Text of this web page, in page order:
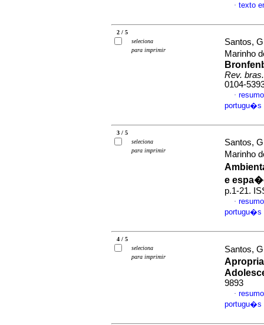
· texto
2 / 5
seleciona
para imprimir
Santos,
Marinho
Rev.
0104-
·
portugu�s
3 / 5
seleciona
para imprimir
Santos,
Marinho
e
p.1-21.
·
portugu�s
4 / 5
seleciona
para imprimir
Santos,
9893
·
portugu�s